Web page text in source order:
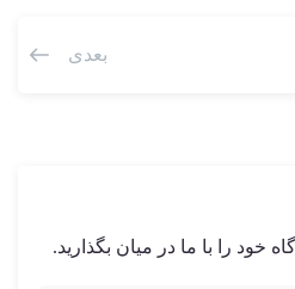
بعدی
خود را با ما در میان بگذارید.